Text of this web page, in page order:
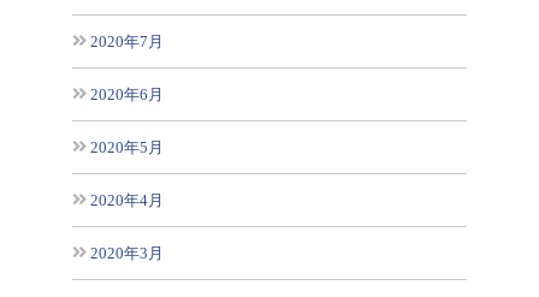
2020年7月
2020年6月
2020年5月
2020年4月
2020年3月